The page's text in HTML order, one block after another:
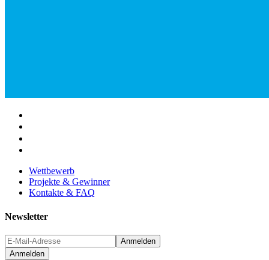
Wettbewerb
Projekte & Gewinner
Kontakte & FAQ
Newsletter
Anmelden
Anmelden